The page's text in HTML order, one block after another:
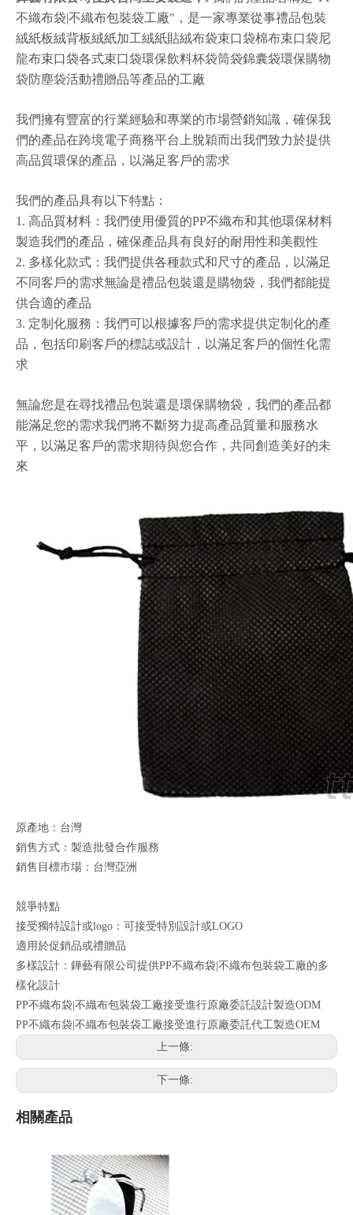
不織布袋|不織布包裝袋工廠"，是一家專業從事禮品包裝
絨紙板絨背板絨紙加工絨紙貼絨布袋束口袋棉布束口袋尼
龍布束口袋各式束口袋環保飲料杯袋筒袋錦囊袋環保購物
袋防塵袋活動禮贈品等產品的工廠
我們擁有豐富的行業經驗和專業的市場營銷知識，確保我
們的產品在跨境電子商務平台上脫穎而出我們致力於提供
高品質環保的產品，以滿足客戶的需求
我們的產品具有以下特點：
1. 高品質材料：我們使用優質的PP不織布和其他環保材料
製造我們的產品，確保產品具有良好的耐用性和美觀性
2. 多樣化款式：我們提供各種款式和尺寸的產品，以滿足
不同客戶的需求無論是禮品包裝還是購物袋，我們都能提
供合適的產品
3. 定制化服務：我們可以根據客戶的需求提供定制化的產
品，包括印刷客戶的標誌或設計，以滿足客戶的個性化需
求
無論您是在尋找禮品包裝還是環保購物袋，我們的產品都
能滿足您的需求我們將不斷努力提高產品質量和服務水
平，以滿足客戶的需求期待與您合作，共同創造美好的未
來
原產地：台灣
銷售方式：製造批發合作服務
銷售目標市場：台灣亞洲
競爭特點
接受獨特設計或logo：可接受特別設計或LOGO
適用於促銷品或禮贈品
多樣設計：鏵藝有限公司提供PP不織布袋|不織布包裝袋工廠的多
樣化設計
PP不織布袋|不織布包裝袋工廠接受進行原廠委託設計製造ODM
PP不織布袋|不織布包裝袋工廠接受進行原廠委託代工製造OEM
上一條:
下一條:
相關產品